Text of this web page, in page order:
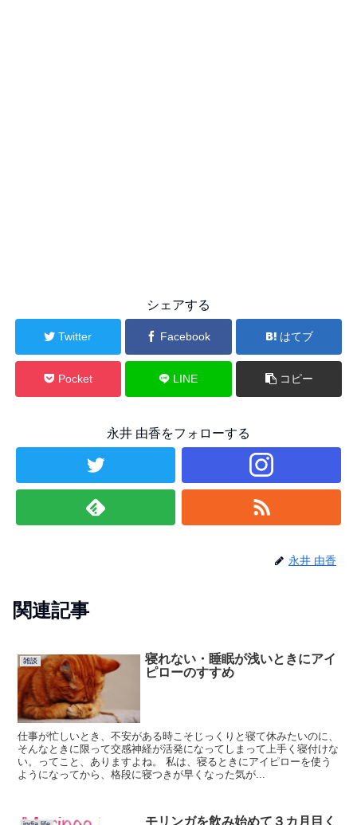
シェアする
Twitter Facebook はてブ
Pocket LINE コピー
永井 由香をフォローする
永井 由香
関連記事
雑談
寝れない・睡眠が浅いときにアイ
ピローのすすめ
仕事が忙しいとき、不安がある時こそじっくりと寝て休みたいのに、
そんなときに限って交感神経が活発になってしまって上手く寝付けな
い。ってこと、ありますよね。 私は、寝るときにアイピローを使う
ようになってから、格段に寝つきが早くなった気が...
モリンガを飲み始めて３カ月目く